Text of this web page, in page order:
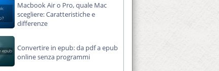
Macbook Air o Pro, quale Mac
scegliere: Caratteristiche e
differenze
Convertire in epub: da pdf a epub
online senza programmi